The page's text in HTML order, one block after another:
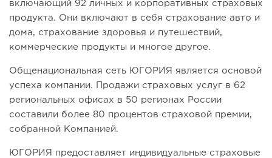
включающий 92 личных и корпоративных страховых
продукта. Они включают в себя страхование авто и
дома, страхование здоровья и путешествий,
коммерческие продукты и многое другое.
Общенациональная сеть ЮГОРИЯ является основой
успеха компании. Продажи страховых услуг в 62
региональных офисах в 50 регионах России
составили более 80 процентов страховой премии,
собранной Компанией.
ЮГОРИЯ предоставляет индивидуальные страховые